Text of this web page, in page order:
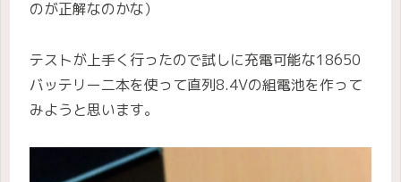
のが正解なのかな）
テストが上手く行ったので試しに充電可能な18650
バッテリー二本を使って直列8.4Vの組電池を作って
みようと思います。